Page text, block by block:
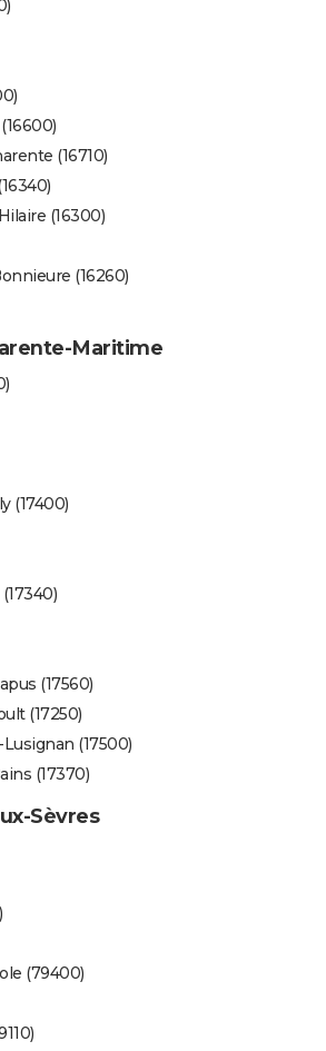
(16710)
(16300)
(16260)
Maritime
(17400)
(17560)
(17250)
(17500)
(17370)
Sèvres
(79400)